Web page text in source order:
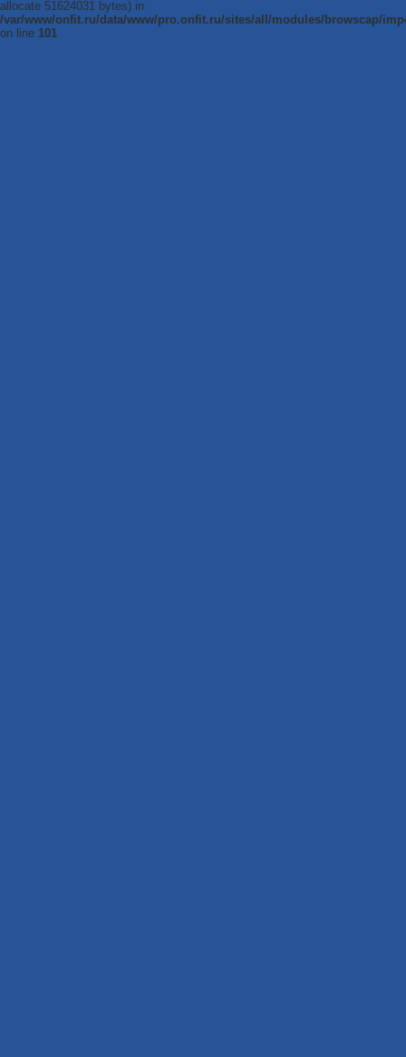
allocate 51624031 bytes) in
/var/www/onfit.ru/data/www/pro.onfit.ru/sites/all/modules/browscap/
on line 101